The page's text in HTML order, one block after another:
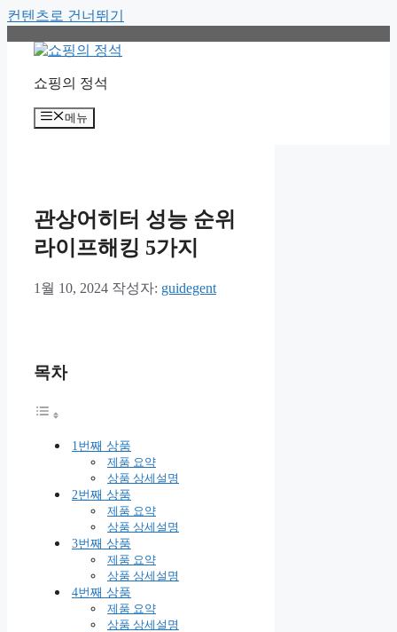
컨텐츠로 건너뛰기
쇼핑의 정석
메뉴
관상어히터 성능 순위
라이프해킹 5가지
1월 10, 2024 작성자: guidegent
목차
1번째 상품
제품 요약
상품 상세설명
2번째 상품
제품 요약
상품 상세설명
3번째 상품
제품 요약
상품 상세설명
4번째 상품
제품 요약
상품 상세설명